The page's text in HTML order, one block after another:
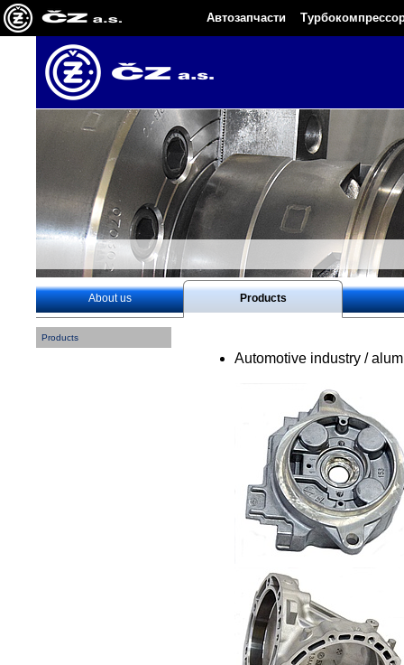
Автозапчасти
About us Products
Products
Automotive industry /